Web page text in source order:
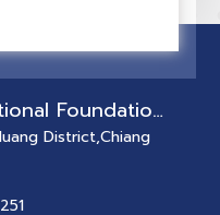
Department of Educational Foundations and Development
District,Chiang